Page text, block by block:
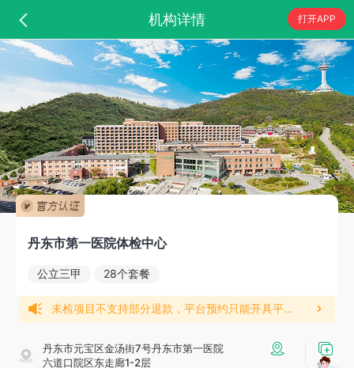
机构详情 打开APP
丹东市第一医院体检中心
公立三甲 28个套餐
未检项目不支持部分退款，平台预约只能开具平台发票。
丹东市元宝区金汤街7号丹东市第一医院
六道口院区东走廊1-2层